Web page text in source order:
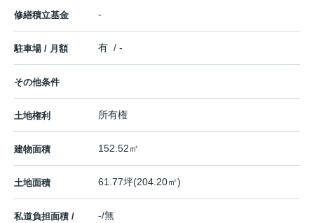
修繕積立基金 -
駐車場 / 月額 有 / -
その他条件
土地権利 所有権
建物面積 152.52㎡
土地面積 61.77坪(204.20㎡)
私道負担面積 /
-/無